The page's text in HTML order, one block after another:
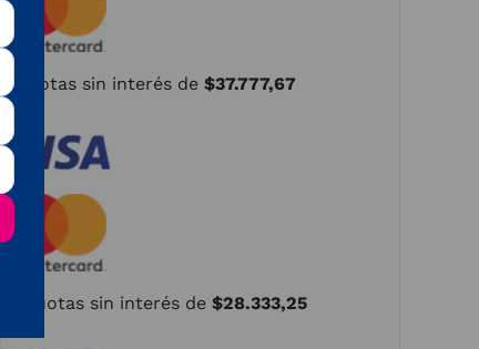
9 cuotas sin interés de $37.777,67
cuotas sin interés de $28.333,25